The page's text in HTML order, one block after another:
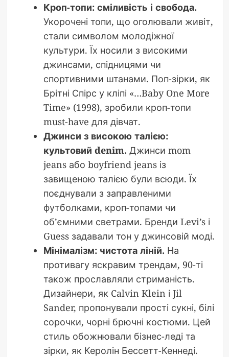
Кроп-топи: сміливість і свобода.
Укорочені топи, що оголювали живіт,
стали символом молодіжної
культури. Їх носили з високими
джинсами, спідницями чи
спортивними штанами. Поп-зірки, як
Брітні Спірс у кліпі «…Baby One More
Time» (1998), зробили кроп-топи
must-have для дівчат.
Джинси з високою талією:
культовий denim. Джинси mom
jeans або boyfriend jeans із
завищеною талією були всюди. Їх
поєднували з заправленими
футболками, кроп-топами чи
об’ємними светрами. Бренди Levi’s і
Guess задавали тон у джинсовій моді.
Мінімалізм: чистота ліній. На
противагу яскравим трендам, 90-ті
також прославляли стриманість.
Дизайнери, як Calvin Klein і Jil
Sander, пропонували прості сукні, білі
сорочки, чорні брючні костюми. Цей
стиль обожнювали бізнес-леді та
зірки, як Керолін Бессетт-Кеннеді.